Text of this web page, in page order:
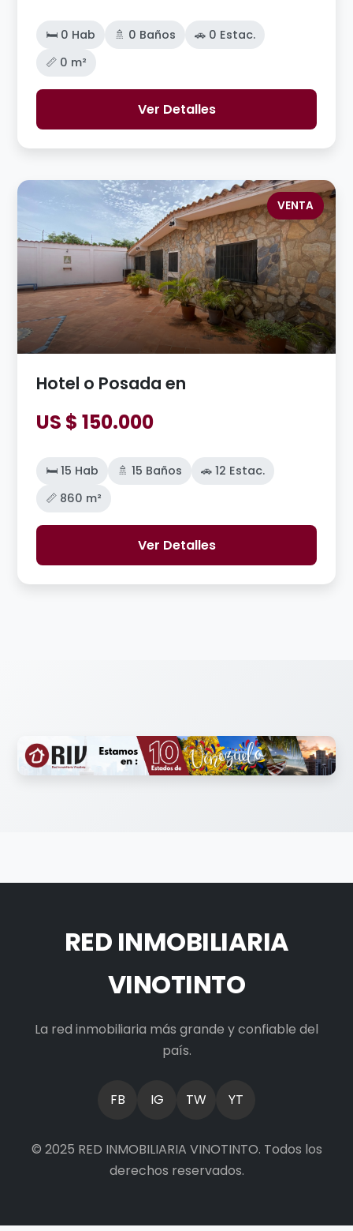
🛏️ 0 Hab 🚿 0 Baños
🚗 0 Estac.
📏 0 m²
Ver Detalles
VENTA
Hotel o Posada en
US $ 150.000
🛏️ 15 Hab 🚿 15 Baños
🚗 12 Estac.
📏 860 m²
Ver Detalles
RED INMOBILIARIA
VINOTINTO
La red inmobiliaria más grande y confiable del
país.
FB IG TW YT
© 2025 RED INMOBILIARIA VINOTINTO. Todos los
derechos reservados.